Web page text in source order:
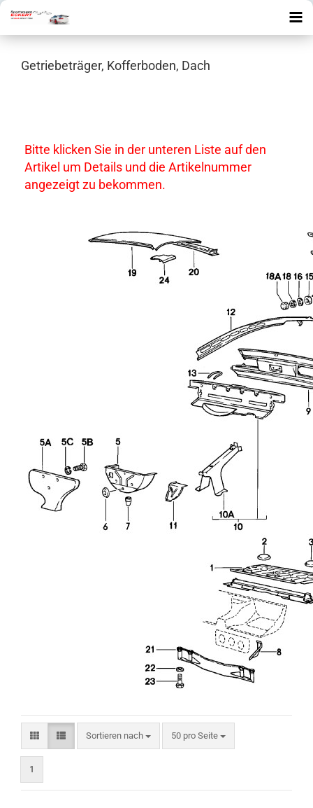
Getriebeträger, Kofferboden, Dach
Bitte klicken Sie in der unteren Liste auf den
Artikel um Details und die Artikelnummer
angezeigt zu bekommen.
Sortieren nach
Sortieren nach 50 pro Seite
pro Seite
1